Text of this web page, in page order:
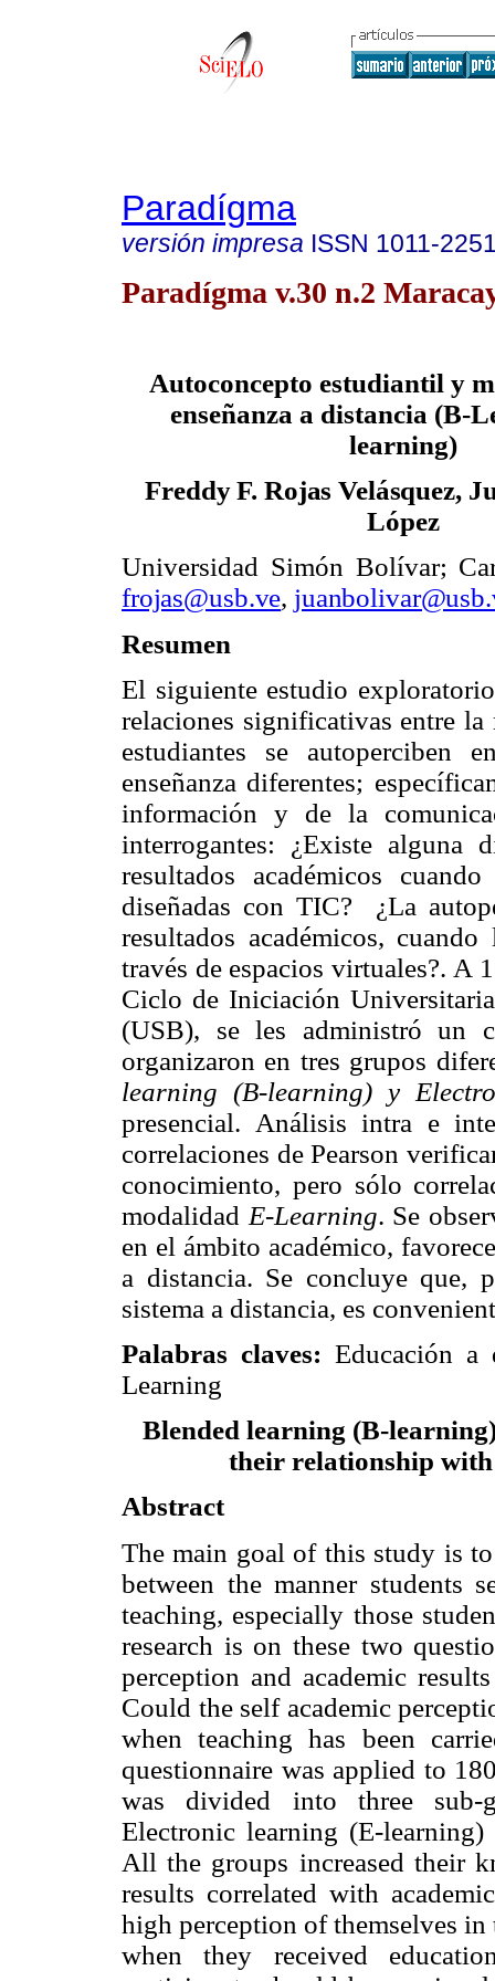
Paradígma
versión impresa ISSN 1011-
Paradígma v.30 n.2
Autoconcepto estudiantil y
enseñanza a distancia (B-
learning)
Freddy F. Rojas Velásquez,
López
Universidad Simón Bolívar;
frojas@usb.ve,
Resumen
El siguiente estudio
relaciones significativas entre la
estudiantes se autoperciben
enseñanza diferentes;
información y de la
interrogantes: ¿Existe alguna
resultados académicos
diseñadas con TIC?
¿La
resultados académicos,
través de espacios virtuales?. A
Ciclo de Iniciación
(USB), se les administró un
organizaron en tres grupos
learning (B-learning) y
presencial. Análisis intra e
correlaciones de Pearson
conocimiento, pero sólo
modalidad E-Learning. Se
en el ámbito académico,
a distancia. Se concluye que,
sistema a distancia, es
Palabras claves: Educación a
Learning
Blended learning (B-
their relationship with
Abstract
The main goal of this study is
between the manner students
teaching, especially those
research is on these two
perception and academic
Could the self academic
when teaching has been
questionnaire was applied to
was divided into three sub-
Electronic learning (E-
All the groups increased their
results correlated with
high perception of themselves in
when they received